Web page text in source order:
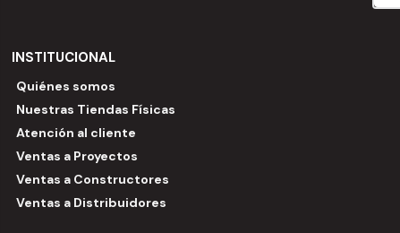
INSTITUCIONAL
Quiénes somos
Nuestras Tiendas Físicas
Atención al cliente
Ventas a Proyectos
Ventas a Constructores
Ventas a Distribuidores